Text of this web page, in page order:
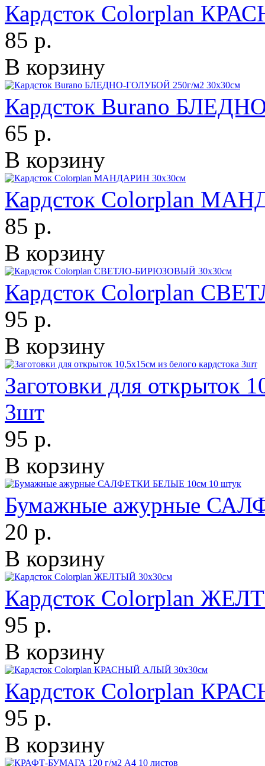
Кардсток Colorplan
85 р.
В корзину
Кардсток Burano
65 р.
В корзину
Кардсток Colorplan
85 р.
В корзину
Кардсток Colorplan
95 р.
В корзину
Заготовки для открыток
3шт
95 р.
В корзину
Бумажные ажурные
20 р.
В корзину
Кардсток Colorplan
95 р.
В корзину
Кардсток Colorplan
95 р.
В корзину